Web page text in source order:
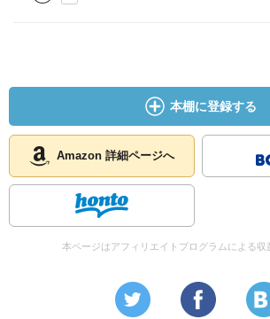
本棚に登録する
Amazon 詳細ページへ
本ページはアフィリエイトプログラムによる収